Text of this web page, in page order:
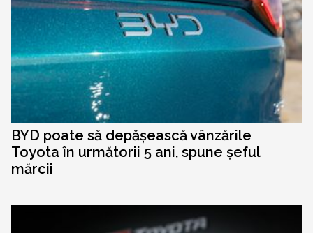
BYD poate să depășească vânzările
Toyota în următorii 5 ani, spune șeful
mărcii